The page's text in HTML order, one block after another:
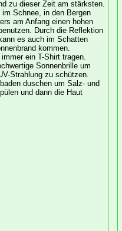
zu dieser Zeit am stärksten.
Schnee, in den Bergen
am Anfang einen hohen
Durch die Reflektion
es auch im Schatten
kommen.
ein T-Shirt tragen.
Sonnenbrille um
Strahlung zu schützen.
duschen um Salz- und
und dann die Haut